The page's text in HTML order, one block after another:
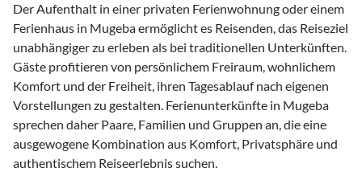
Der Aufenthalt in einer privaten Ferienwohnung oder einem
Ferienhaus in Mugeba ermöglicht es Reisenden, das Reiseziel
unabhängiger zu erleben als bei traditionellen Unterkünften.
Gäste profitieren von persönlichem Freiraum, wohnlichem
Komfort und der Freiheit, ihren Tagesablauf nach eigenen
Vorstellungen zu gestalten. Ferienunterkünfte in Mugeba
sprechen daher Paare, Familien und Gruppen an, die eine
ausgewogene Kombination aus Komfort, Privatsphäre und
authentischem Reiseerlebnis suchen.